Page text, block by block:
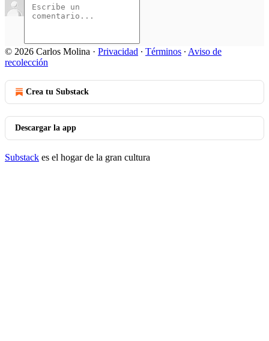
© 2026 Carlos Molina · Privacidad ∙ Términos ∙ Aviso de
recolección
Crea tu Substack
Descargar la app
Substack es el hogar de la gran cultura